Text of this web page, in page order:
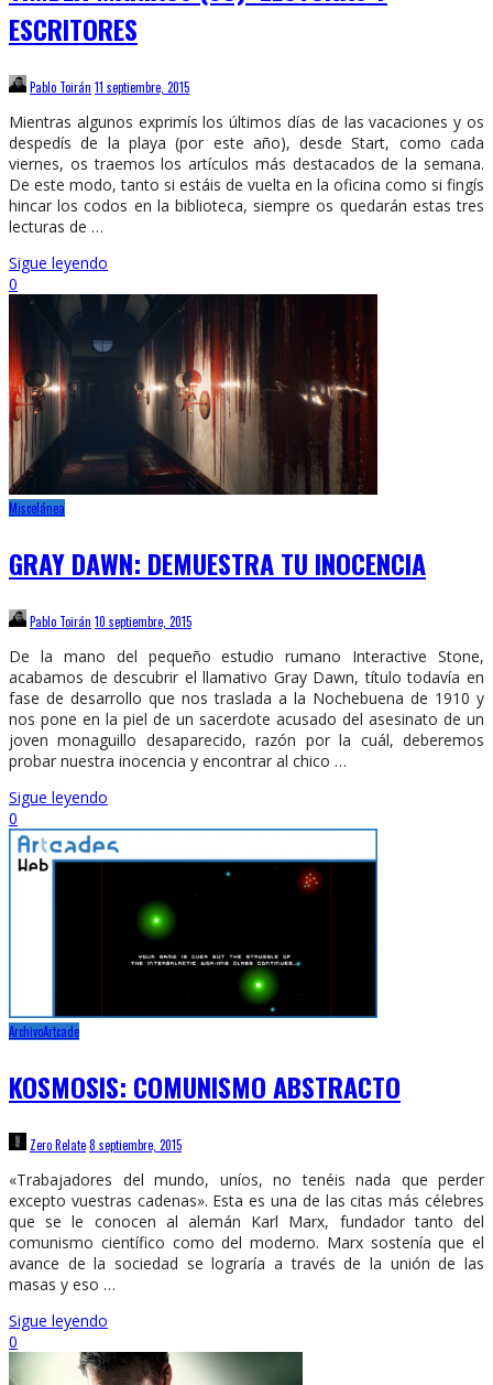
ESCRITORES
Pablo Toirán 11 septiembre, 2015
Mientras algunos exprimís los últimos días de las vacaciones y os
despedís de la playa (por este año), desde Start, como cada
viernes, os traemos los artículos más destacados de la semana.
De este modo, tanto si estáis de vuelta en la oficina como si fingís
hincar los codos en la biblioteca, siempre os quedarán estas tres
lecturas de …
Sigue leyendo
0
Miscelánea
GRAY DAWN: DEMUESTRA TU INOCENCIA
Pablo Toirán 10 septiembre, 2015
De la mano del pequeño estudio rumano Interactive Stone,
acabamos de descubrir el llamativo Gray Dawn, título todavía en
fase de desarrollo que nos traslada a la Nochebuena de 1910 y
nos pone en la piel de un sacerdote acusado del asesinato de un
joven monaguillo desaparecido, razón por la cuál, deberemos
probar nuestra inocencia y encontrar al chico …
Sigue leyendo
0
ArchivoArtcade
KOSMOSIS: COMUNISMO ABSTRACTO
Zero Relate8 septiembre, 2015
«Trabajadores del mundo, uníos, no tenéis nada que perder
excepto vuestras cadenas». Esta es una de las citas más célebres
que se le conocen al alemán Karl Marx, fundador tanto del
comunismo científico como del moderno. Marx sostenía que el
avance de la sociedad se lograría a través de la unión de las
masas y eso …
Sigue leyendo
0